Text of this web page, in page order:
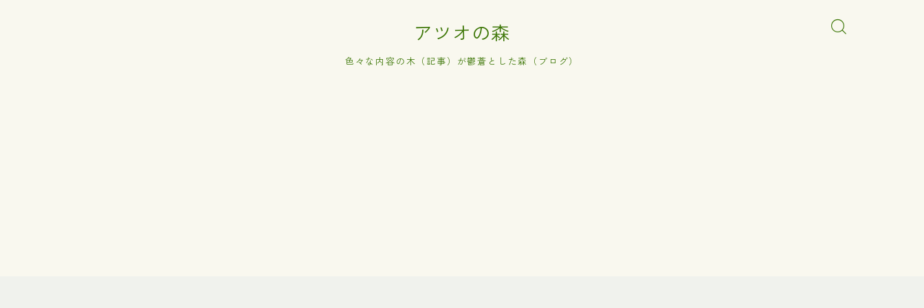
アツオの森
色々な内容の木（記事）が鬱蒼とした森（ブログ）